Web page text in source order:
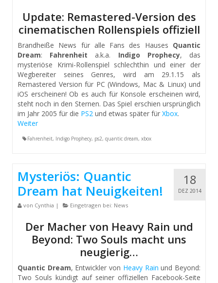
Suche
Update: Remastered-Version des
cinematischen Rollenspiels offiziell
Brandheiße News für alle Fans des Hauses Quantic
Dream: Fahrenheit a.k.a. Indigo Prophecy, das
mysteriöse Krimi-Rollenspiel schlechthin und einer der
Wegbereiter seines Genres, wird am 29.1.15 als
Remastered Version für PC (Windows, Mac & Linux) und
iOS erscheinen! Ob es auch für Konsole erscheinen wird,
steht noch in den Sternen. Das Spiel erschien ursprünglich
im Jahr 2005 für die PS2 und etwas später für Xbox.
Weiter
Fahrenheit, Indigo Prophecy, ps2, quantic dream, xbox
18
DEZ 2014
Mysteriös: Quantic
Dream hat Neuigkeiten!
von Cynthia | Eingetragen bei: News
Der Macher von Heavy Rain und
Beyond: Two Souls macht uns
neugierig…
Quantic Dream, Entwickler von Heavy Rain und Beyond:
Two Souls kündigt auf seiner offiziellen Facebook-Seite